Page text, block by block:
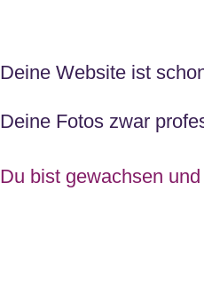
Deine Website ist
Deine Fotos zwar
Du bist gewachsen